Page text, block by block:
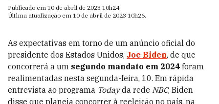
Publicado em 10 de abril de 2023 10h24.
Última atualização em 10 de abril de 2023 10h26.
As expectativas em torno de um anúncio oficial do
presidente dos Estados Unidos, Joe Biden, de que
concorrerá a um segundo mandato em 2024 foram
realimentadas nesta segunda-feira, 10. Em rápida
entrevista ao programa Todayda rede NBC, Biden
disse que planeja concorrer à reeleição no país, na